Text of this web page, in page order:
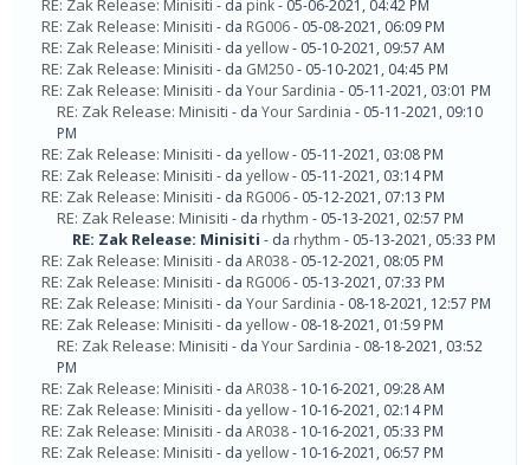
RE: Zak Release: Minisiti - da pink- 05-06-2021, 04:42 PM
RE: Zak Release: Minisiti - da RG006- 05-08-2021, 06:09 PM
RE: Zak Release: Minisiti - da yellow- 05-10-2021, 09:57 AM
RE: Zak Release: Minisiti - da GM250- 05-10-2021, 04:45 PM
RE: Zak Release: Minisiti - da Your Sardinia - 05-11-2021, 03:01 PM
RE: Zak Release: Minisiti - da Your Sardinia - 05-11-2021, 09:10
PM
RE: Zak Release: Minisiti - da yellow- 05-11-2021, 03:08 PM
RE: Zak Release: Minisiti - da yellow- 05-11-2021, 03:14 PM
RE: Zak Release: Minisiti - da RG006- 05-12-2021, 07:13 PM
RE: Zak Release: Minisiti - da rhythm - 05-13-2021, 02:57 PM
RE: Zak Release: Minisiti - da rhythm - 05-13-2021, 05:33 PM
RE: Zak Release: Minisiti - da AR038- 05-12-2021, 08:05 PM
RE: Zak Release: Minisiti - da RG006- 05-13-2021, 07:33 PM
RE: Zak Release: Minisiti - da Your Sardinia - 08-18-2021, 12:57 PM
RE: Zak Release: Minisiti - da yellow- 08-18-2021, 01:59 PM
RE: Zak Release: Minisiti - da Your Sardinia - 08-18-2021, 03:52
PM
RE: Zak Release: Minisiti - da AR038- 10-16-2021, 09:28 AM
RE: Zak Release: Minisiti - da yellow- 10-16-2021, 02:14 PM
RE: Zak Release: Minisiti - da AR038- 10-16-2021, 05:33 PM
RE: Zak Release: Minisiti - da yellow- 10-16-2021, 06:57 PM